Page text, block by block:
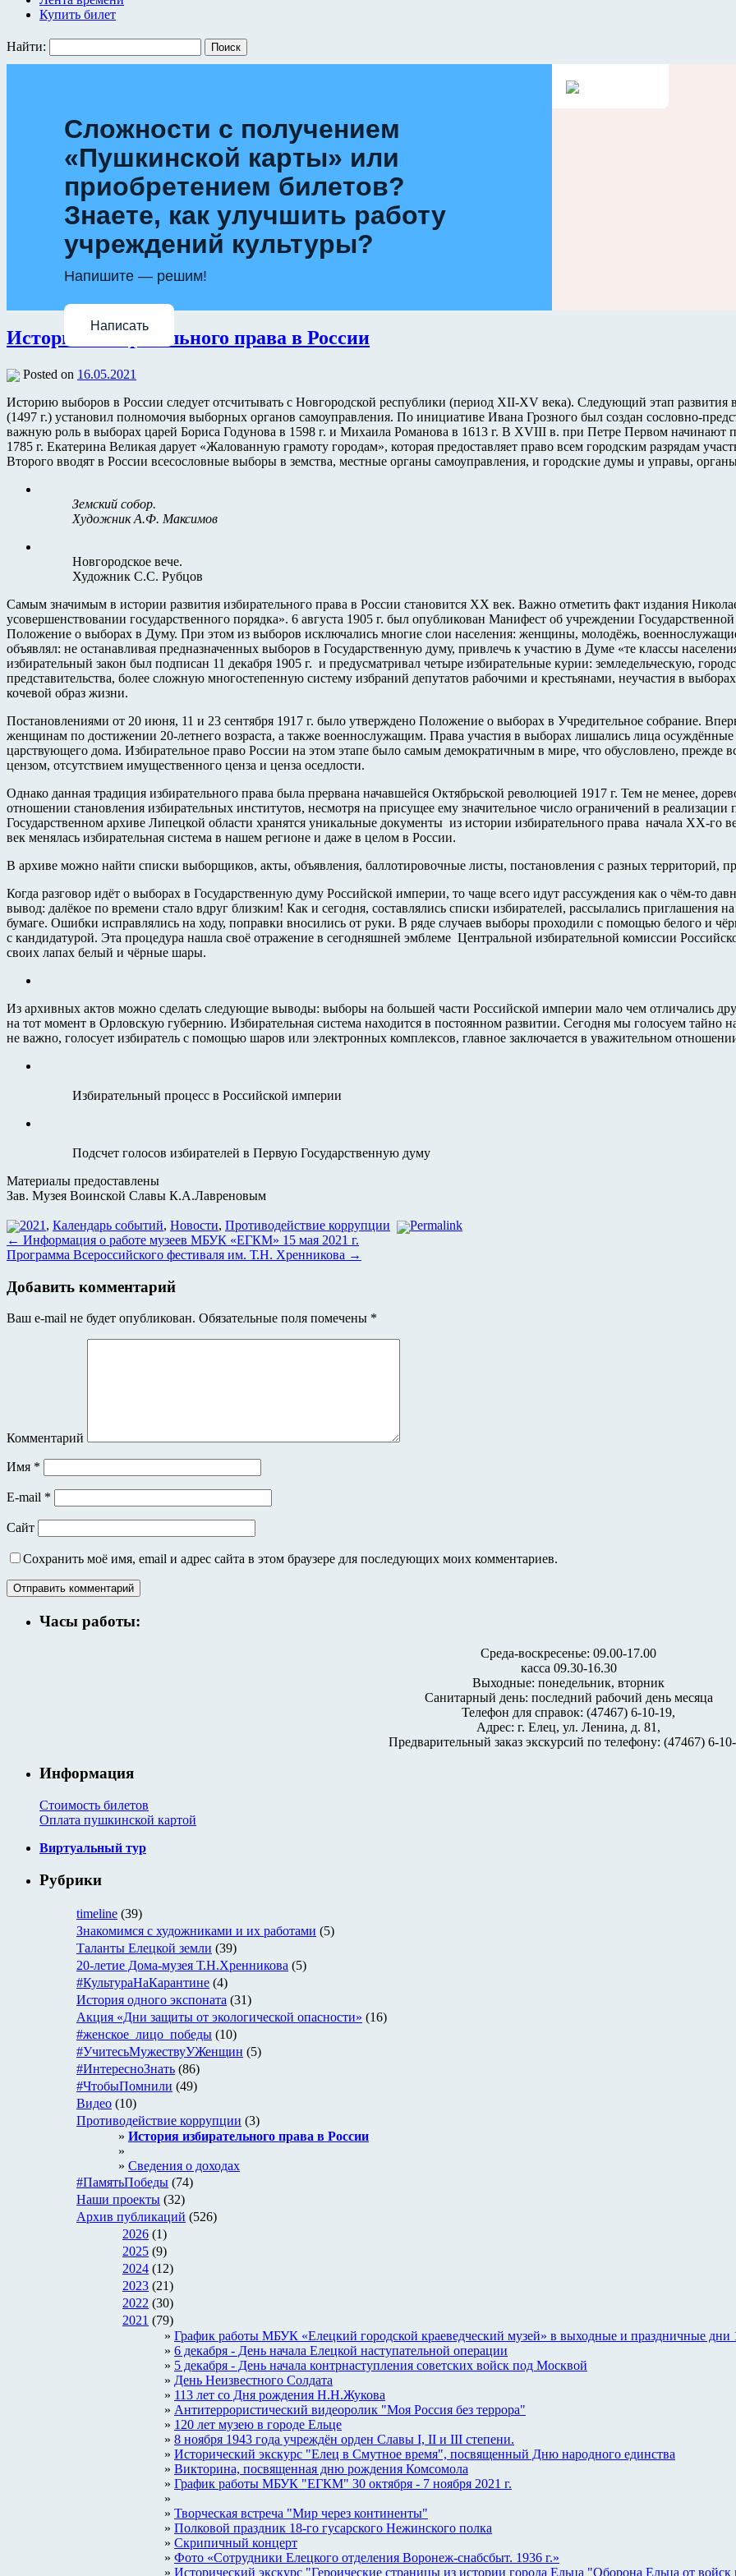
Купить билет
Найти:
Сложности с получением
«Пушкинской карты» или
приобретением билетов?
Знаете, как улучшить работу
учреждений культуры?
Напишите — решим!
Написать
История избирательного права в России
Posted on 16.05.2021
Историю выборов в России следует отсчитывать с Новгородской республики (период XII-XV века). Следующий этап
(1497 г.) установил полномочия выборных органов самоуправления. По инициативе Ивана Грозного был создан сословно-
важную роль в выборах царей Бориса Годунова в 1598 г. и Михаила Романова в 1613 г. В XVIII в. при Петре Первом начинают
1785 г. Екатерина Великая дарует «Жалованную грамоту городам», которая предоставляет право всем городским разрядам
Второго вводят в России всесословные выборы в земства, местные органы самоуправления, и городские думы и управы,
Земский собор.
Художник А.Ф. Максимов
Новгородское вече.
Художник С.С. Рубцов
Самым значимым в истории развития избирательного права в России становится XX век. Важно отметить факт издания
усовершенствовании государственного порядка». 6 августа 1905 г. был опубликован Манифест об учреждении
Положение о выборах в Думу. При этом из выборов исключались многие слои населения: женщины, молодёжь,
объявлял: не останавливая предназначенных выборов в Государственную думу, привлечь к участию в Думе «те классы
избирательный закон был подписан 11 декабря 1905 г. и предусматривал четыре избирательные курии: земледельческую,
представительства, более сложную многостепенную систему избраний депутатов рабочими и крестьянами, неучастия в
кочевой образ жизни.
Постановлениями от 20 июня, 11 и 23 сентября 1917 г. было утверждено Положение о выборах в Учредительное собрание.
женщинам по достижении 20-летнего возраста, а также военнослужащим. Права участия в выборах лишались лица
царствующего дома. Избирательное право России на этом этапе было самым демократичным в мире, что обусловлено, прежде
цензом, отсутствием имущественного ценза и ценза оседлости.
Однако данная традиция избирательного права была прервана начавшейся Октябрьской революцией 1917 г. Тем не менее,
отношении становления избирательных институтов, несмотря на присущее ему значительное число ограничений в
Государственном архиве Липецкой области хранятся уникальные документы из истории избирательного права начала XX-
век менялась избирательная система в нашем регионе и даже в целом в России.
В архиве можно найти списки выборщиков, акты, объявления, баллотировочные листы, постановления с разных территорий,
Когда разговор идёт о выборах в Государственную думу Российской империи, то чаще всего идут рассуждения как о чём-то
вывод: далёкое по времени стало вдруг близким! Как и сегодня, составлялись списки избирателей, рассылались приглашения
бумаге. Ошибки исправлялись на ходу, поправки вносились от руки. В ряде случаев выборы проходили с помощью белого и
с кандидатурой. Эта процедура нашла своё отражение в сегодняшней эмблеме Центральной избирательной комиссии
своих лапах белый и чёрные шары.
Из архивных актов можно сделать следующие выводы: выборы на большей части Российской империи мало чем отличались
на тот момент в Орловскую губернию. Избирательная система находится в постоянном развитии. Сегодня мы голосуем тайно
не важно, голосует избиратель с помощью шаров или электронных комплексов, главное заключается в уважительном
Избирательный процесс в Российской империи
Подсчет голосов избирателей в Первую Государственную думу
Материалы предоставлены
Зав. Музея Воинской Славы К.А.Лавреновым
2021 , Календарь событий, Новости, Противодействие коррупции
Permalink
← Информация о работе музеев МБУК «ЕГКМ» 15 мая 2021 г.
Программа Всероссийского фестиваля им. Т.Н. Хренникова →
Добавить комментарий
Ваш e-mail не будет опубликован. Обязательные поля помечены *
Комментарий
Имя *
E-mail *
Сайт
Сохранить моё имя, email и адрес сайта в этом браузере для последующих моих комментариев.
Часы работы:
Среда-воскресенье: 09.00-17.00
касса 09.30-16.30
Выходные: понедельник, вторник
Санитарный день: последний рабочий день месяца
Телефон для справок: (47467) 6-10-19,
Адрес: г. Елец, ул. Ленина, д. 81,
Предварительный заказ экскурсий по телефону: (47467) 6-
Информация
Стоимость билетов
Оплата пушкинской картой
Виртуальный тур
Рубрики
timeline (39)
Знакомимся с художниками и их работами (5)
Таланты Елецкой земли (39)
20-летие Дома-музея Т.Н.Хренникова (5)
#КультураНаКарантине (4)
История одного экспоната (31)
Акция «Дни защиты от экологической опасности» (16)
#женское_лицо_победы (10)
#УчитесьМужествуУЖенщин (5)
#ИнтересноЗнать (86)
#ЧтобыПомнили (49)
Видео (10)
Противодействие коррупции (3)
История избирательного права в России
Сведения о доходах
#ПамятьПобеды (74)
Наши проекты (32)
Архив публикаций (526)
2026 (1)
2025 (9)
2024 (12)
2023 (21)
2022 (30)
2021 (79)
График работы МБУК «Елецкий городской краеведческий музей» в выходные и праздничные дни
6 декабря - День начала Елецкой наступательной операции
5 декабря - День начала контрнаступления советских войск под Москвой
День Неизвестного Солдата
113 лет со Дня рождения Н.Н.Жукова
Антитеррористический видеоролик "Моя Россия без террора"
120 лет музею в городе Ельце
8 ноября 1943 года учреждён орден Славы I, II и III степени.
Исторический экскурс "Елец в Смутное время", посвященный Дню народного единства
Викторина, посвященная дню рождения Комсомола
График работы МБУК "ЕГКМ" 30 октября - 7 ноября 2021 г.
Творческая встреча "Мир через континенты"
Полковой праздник 18-го гусарского Нежинского полка
Скрипичный концерт
Фото «Сотрудники Елецкого отделения Воронеж-снабсбыт. 1936 г.»
Исторический экскурс "Героические страницы из истории города Ельца "Оборона Ельца от